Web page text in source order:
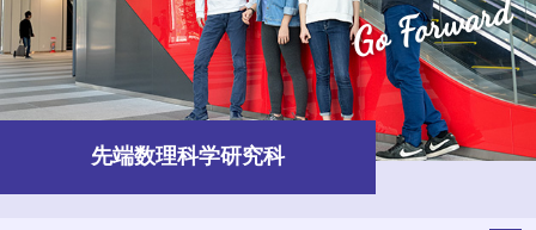
Go Forward
先端数理科学研究科